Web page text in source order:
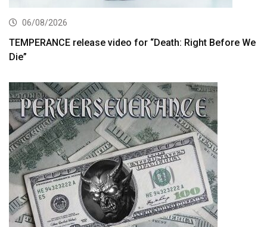
06/08/2026
TEMPERANCE release video for “Death: Right Before We
Die”